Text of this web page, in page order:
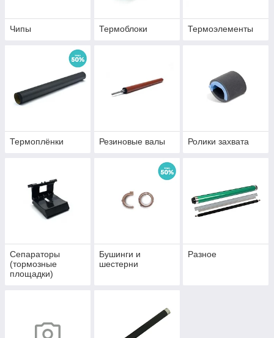
Чипы Термоблоки Термоэлементы
Термоплёнки Резиновые валы Ролики захвата
Сепараторы
(тормозные
площадки)
Бушинги и
шестерни
Разное